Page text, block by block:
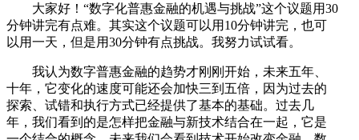
大家好！“数字化普惠金融的机遇与挑战”这个议题用30
分钟讲完有点难。其实这个议题可以用10分钟讲完，也可
以用一天，但是用30分钟有点挑战。我努力试试看。
我认为数字普惠金融的趋势才刚刚开始，未来五年、
十年，它变化的速度可能还会加快三到五倍，因为过去的
探索、试错和执行方式已经提供了基本的基础。过去几
年，我们看到的是怎样把金融与新技术结合在一起，它是